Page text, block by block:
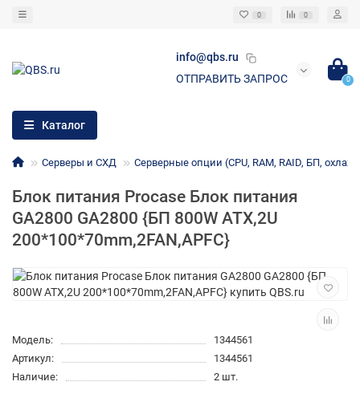
0 0
info@qbs.ru
ОТПРАВИТЬ ЗАПРОС
0
Каталог
Серверы и СХД Серверные опции (CPU, RAM, RAID, БП,
Блок питания Procase Блок питания
GA2800 GA2800 {БП 800W ATX,2U
200*100*70mm,2FAN,APFC}
Модель:
1344561
Артикул:
1344561
Наличие:
2 шт.